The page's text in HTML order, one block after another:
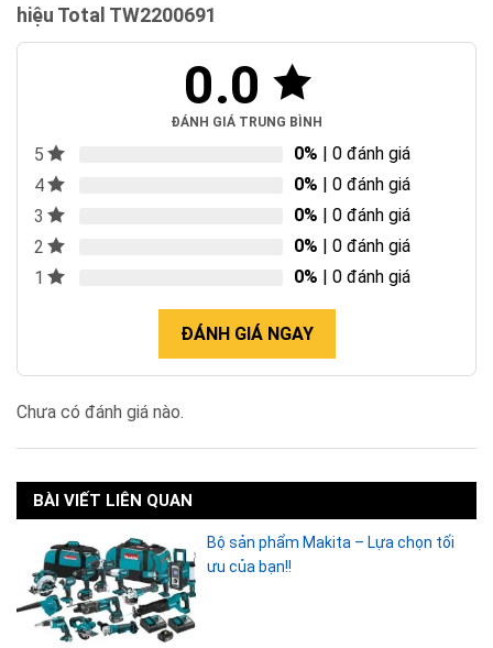
hiệu Total TW2200691
0.0
ĐÁNH GIÁ TRUNG BÌNH
5 0% | 0 đánh giá
4
0% | 0 đánh giá
3
0% | 0 đánh giá
2
0% | 0 đánh giá
1
0% | 0 đánh giá
ĐÁNH GIÁ NGAY
Chưa có đánh giá nào.
BÀI VIẾT LIÊN QUAN
Bộ sản phẩm Makita – Lựa chọn tối
ưu của bạn!!